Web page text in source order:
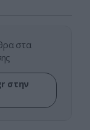
στα
στην